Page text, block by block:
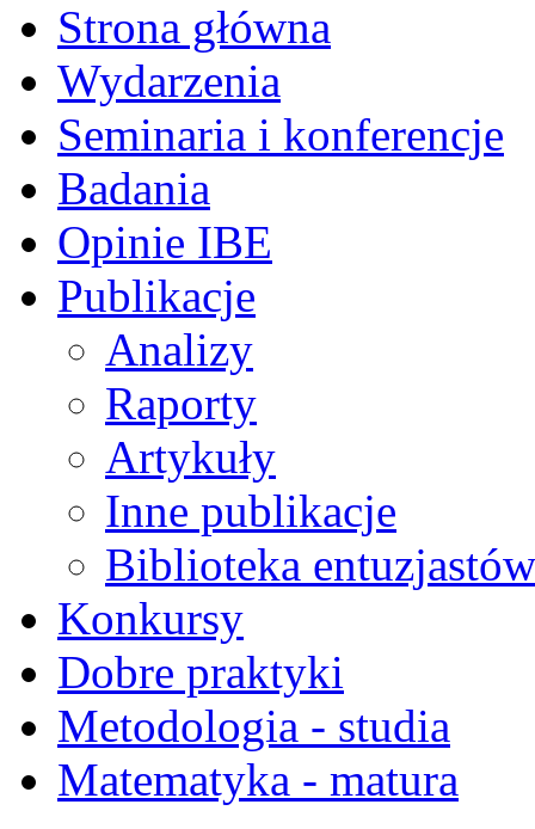
Strona główna
Wydarzenia
Seminaria i konferencje
Badania
Opinie IBE
Publikacje
Analizy
Raporty
Artykuły
Inne publikacje
Biblioteka
Konkursy
Dobre praktyki
Metodologia - studia
Matematyka - matura